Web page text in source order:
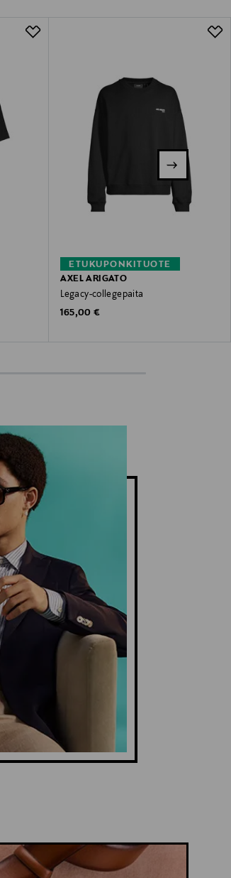
ETUKUPONKITUOTE
AXEL ARIGATO
Legacy-collegepaita
Original Price
165,00 €